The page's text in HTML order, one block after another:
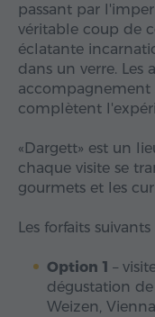
passant par
véritable coup de
éclatante
dans un verre. Les
accompagnement
complètent
«Dargett» est un
chaque visite se
gourmets et les
Les forfaits
Option 1 –
dégustation
Weizen,